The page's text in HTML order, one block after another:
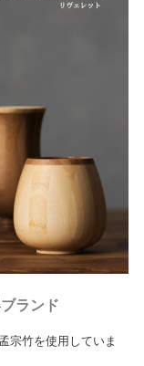
ランド
宗竹を使用していま